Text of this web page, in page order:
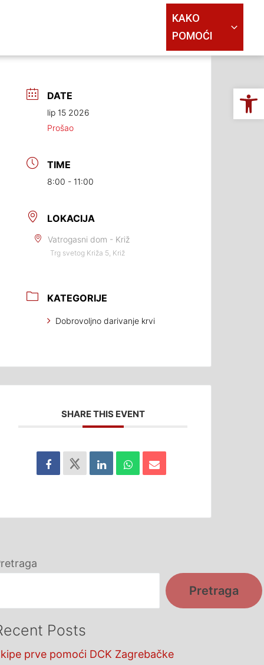
KAKO
POMOĆI
DATE
lip 15 2026
Prošao
TIME
8:00 - 11:00
LOKACIJA
Vatrogasni dom - Križ
Trg svetog Križa 5, Križ
KATEGORIJE
Dobrovoljno darivanje krvi
SHARE THIS EVENT
Pretraga
Posts
prve pomoći DCK Zagrebačke